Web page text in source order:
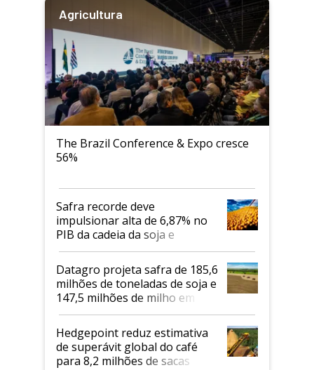
Agricultura
The Brazil Conference & Expo cresce
56%
Safra recorde deve
impulsionar alta de 6,87% no
PIB da cadeia da soja e
biodiesel em 2026
Datagro projeta safra de 185,6
milhões de toneladas de soja e
147,5 milhões de milho em
2026/27
Hedgepoint reduz estimativa
de superávit global do café
para 8,2 milhões de sacas